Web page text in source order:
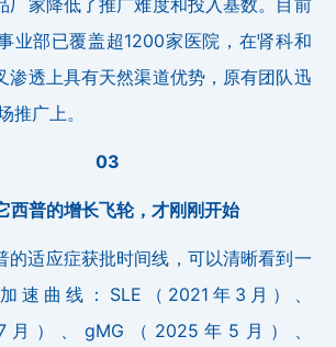
业部已覆盖超1200家医院，在肾科和
渗透上具有天然渠道优势，原有团队迅
推广上。
03
西普的增长飞轮，才刚刚开始
的适应症获批时间线，可以清晰看到一
速曲线：SLE（2021年3月）、
月）、gMG（2025年5月）、